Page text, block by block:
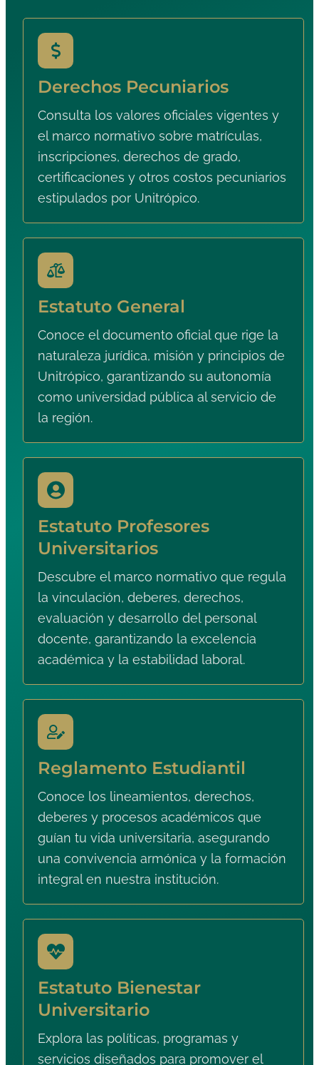
Derechos Pecuniarios
Consulta los valores oficiales vigentes y
el marco normativo sobre matrículas,
inscripciones, derechos de grado,
certificaciones y otros costos pecuniarios
estipulados por Unitrópico.
Estatuto General
Conoce el documento oficial que rige la
naturaleza jurídica, misión y principios de
Unitrópico, garantizando su autonomía
como universidad pública al servicio de
la región.
Estatuto Profesores
Universitarios
Descubre el marco normativo que regula
la vinculación, deberes, derechos,
evaluación y desarrollo del personal
docente, garantizando la excelencia
académica y la estabilidad laboral.
Reglamento Estudiantil
Conoce los lineamientos, derechos,
deberes y procesos académicos que
guían tu vida universitaria, asegurando
una convivencia armónica y la formación
integral en nuestra institución.
Estatuto Bienestar
Universitario
Explora las políticas, programas y
servicios diseñados para promover el